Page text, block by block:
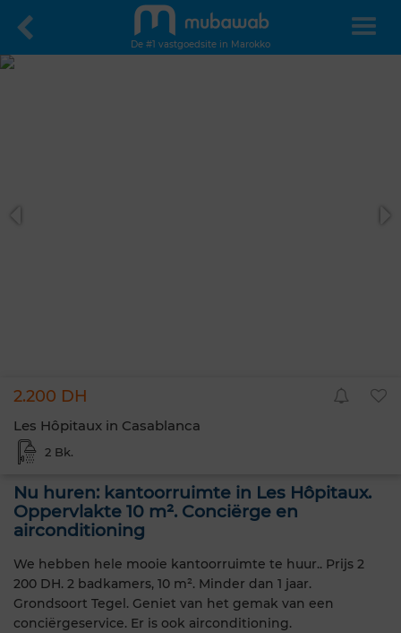
De #1 vastgoedsite in Marokko
2.200 DH
Les Hôpitaux in Casablanca
2 Bk.
Nu huren: kantoorruimte in Les Hôpitaux.
Oppervlakte 10 m². Conciërge en
airconditioning
We hebben hele mooie kantoorruimte te huur.. Prijs 2
200 DH. 2 badkamers, 10 m². Minder dan 1 jaar.
Grondsoort Tegel. Geniet van het gemak van een
conciërgeservice. Er is ook airconditioning.